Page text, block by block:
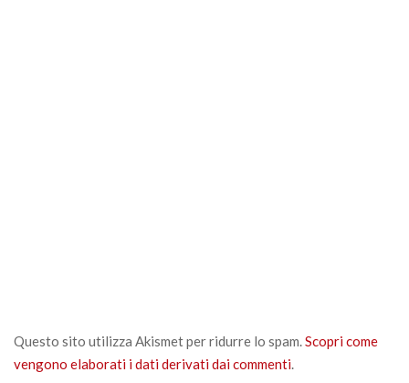
Questo sito utilizza Akismet per ridurre lo spam.Scopri come
vengono elaborati i dati derivati dai commenti.